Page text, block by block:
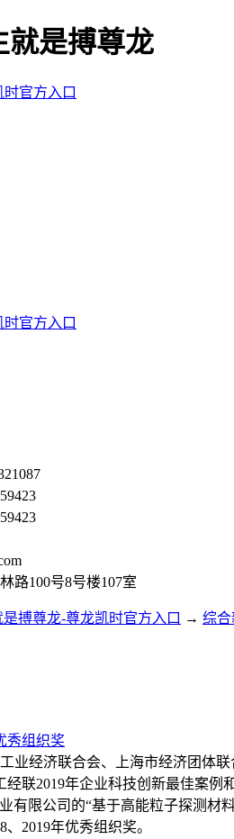
就是搏尊龙
官方入口
官方入口
路100号8号楼107室
是搏尊龙-尊龙凯时官方入口 → 综合
秀组织奖
业经济联合会、上海市经济团体
经联2019年企业科技创新最佳案
有限公司的“基于高能粒子探测
2019年优秀组织奖。